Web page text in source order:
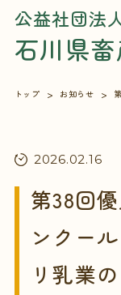
公益社団法
石川県
トップ お知らせ
2026.02.16
第38回
ンクー
リ乳業